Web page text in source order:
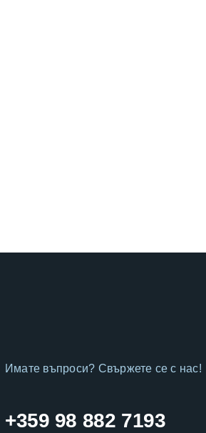
Имате въпроси? Свържете се с нас!
+359 98 882 7193